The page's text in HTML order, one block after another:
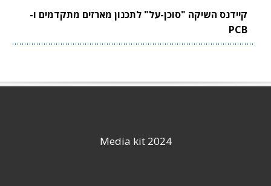
קיידנס השיקה "סוכן-על" לתכנון מארזים מתקדמים ו-
PCB
Media kit 2024